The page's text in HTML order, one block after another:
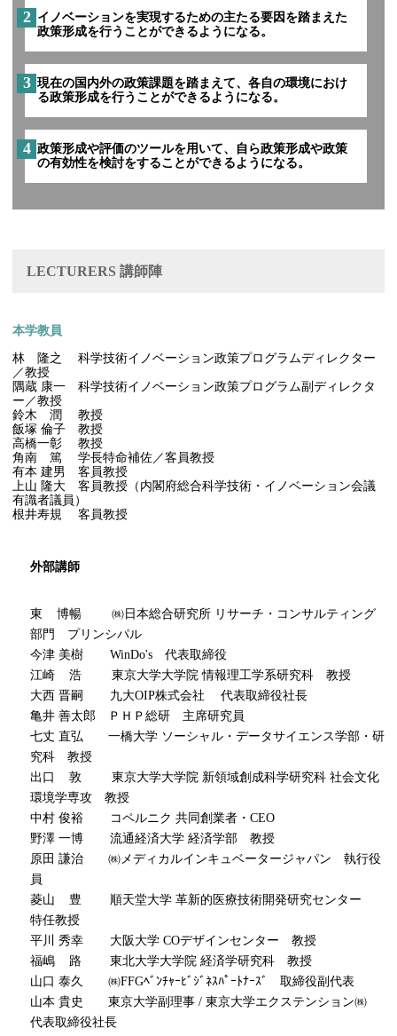
2 イノベーションを実現するための主たる要因を踏まえた
政策形成を行うことができるようになる。
3 現在の国内外の政策課題を踏まえて、各自の環境におけ
る政策形成を行うことができるようになる。
4 政策形成や評価のツールを用いて、自ら政策形成や政策
の有効性を検討をすることができるようになる。
LECTURERS 講師陣
本学教員
林 隆之 科学技術イノベーション政策プログラムディレクター
／教授
隅蔵 康一 科学技術イノベーション政策プログラム副ディレクタ
ー／教授
鈴木 潤 教授
飯塚 倫子 教授
高橋一彰 教授
角南 篤 学長特命補佐／客員教授
有本 建男 客員教授
上山 隆大 客員教授（内閣府総合科学技術・イノベーション会議
有識者議員）
根井寿規 客員教授
外部講師
東 博暢 ㈱日本総合研究所 リサーチ・コンサルティング
部門 プリンシパル
今津 美樹 WinDo's 代表取締役
江崎 浩 東京大学大学院 情報理工学系研究科 教授
大西 晋嗣 九大OIP株式会社 代表取締役社長
亀井 善太郎 ＰＨＰ総研 主席研究員
七丈 直弘 一橋大学 ソーシャル・データサイエンス学部・研
究科 教授
出口 敦 東京大学大学院 新領域創成科学研究科 社会文化
環境学専攻 教授
中村 俊裕 コペルニク 共同創業者・CEO
野澤 一博 流通経済大学 経済学部 教授
原田 謙治 ㈱メディカルインキュベータージャパン 執行役
員
菱山 豊 順天堂大学 革新的医療技術開発研究センター
特任教授
平川 秀幸 大阪大学 COデザインセンター 教授
福嶋 路 東北大学大学院 経済学研究科 教授
山口 泰久 ㈱FFGﾍﾞﾝﾁｬｰﾋﾞｼﾞﾈｽﾊﾟｰﾄﾅｰｽﾞ 取締役副代表
山本 貴史 東京大学副理事 / 東京大学エクステンション㈱
代表取締役社長